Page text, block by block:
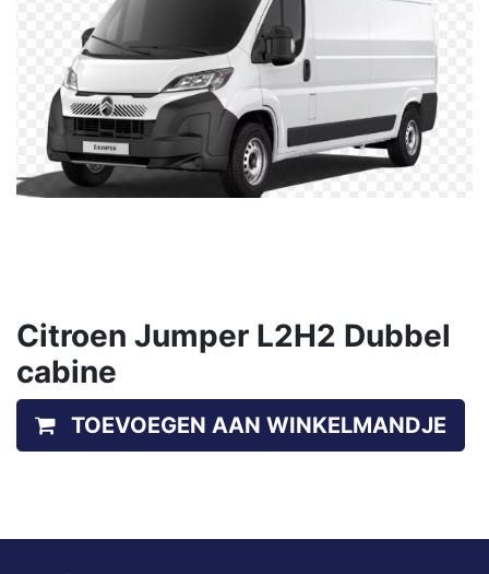
Citroen Jumper L2H2 Dubbel
cabine
TOEVOEGEN AAN WINKELMANDJE